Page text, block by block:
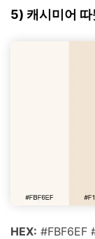
5) 캐시미어
HEX: #FBF6EF